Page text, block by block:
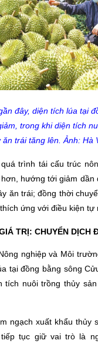
đây, diện tích lúa tại
trong khi diện tích
ăn trái tăng lên. Ảnh: Hà
trình tái cấu trúc
hướng tới giảm dần
ăn trái; đồng thời
ứng với điều kiện tự
TRỊ: CHUYỂN DỊCH
nghiệp và Môi
tại đồng bằng sông
tích nuôi trồng thủy
ngạch xuất khẩu thủy
tục giữ vai trò là